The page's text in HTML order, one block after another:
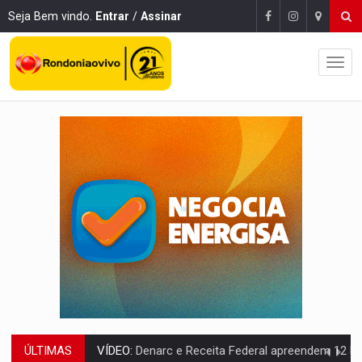
Seja Bem vindo. Entrar / Assinar
ÚLTIMAS OPERAÇÃO DA PC:Membros do CV são presos com armas e drogas após